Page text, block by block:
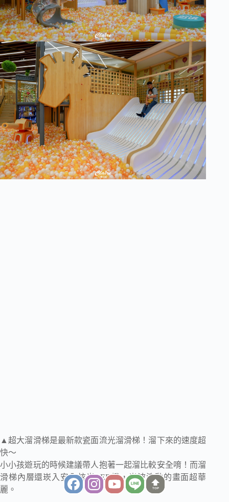
▲超大溜滑梯是最新款瓷面流光溜滑梯！溜下來的速度超
快～
小小孩遊玩的時候建議帶人抱著一起溜比較安全唷！而溜
滑梯內層還崁入安全炫光LED燈，光波流動的畫面超華
麗。
TOP